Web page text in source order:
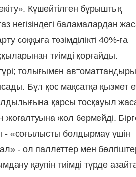
Күшейтілген бұрыштық
негізіндегі баламалардан
төзімділікті 40%-ға
тиімді қорғайды.
толығымен
Бұл қос мақсатқа қызмет
қарсы тосқауыл
жол бермейді.
- «соғылысты болдырмау үшін
- ол паллеттер мен
қаупін тиімді түрде